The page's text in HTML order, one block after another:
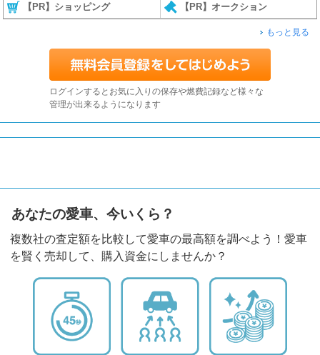
【PR】ショッピング 【PR】オークション
もっと見る
ログインするとお気に入りの保存や燃費記録など様々な
管理が出来るようになります
あなたの愛車、今いくら？
複数社の査定額を比較して愛車の最高額を調べよう！愛車
を賢く売却して、購入資金にしませんか？